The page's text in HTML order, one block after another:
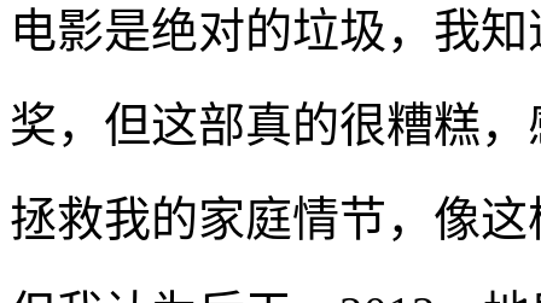
电影是绝对的垃圾，我
奖，但这部真的很糟糕
拯救我的家庭情节，像